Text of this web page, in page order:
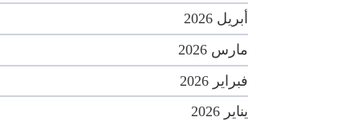
أبريل 2026
مارس 2026
فبراير 2026
يناير 2026